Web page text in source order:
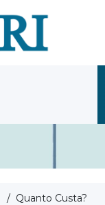
/ Quanto Custa?